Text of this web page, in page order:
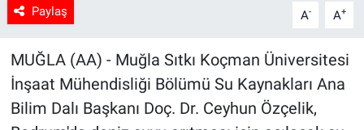
Paylaş A- A+
MUĞLA (AA) - Muğla Sıtkı Koçman Üniversitesi
İnşaat Mühendisliği Bölümü Su Kaynakları Ana
Bilim Dalı Başkanı Doç. Dr. Ceyhun Özçelik,